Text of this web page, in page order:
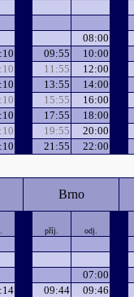
08:00
09:55
10:00
11:55
12:00
13:55
14:00
15:55
16:00
17:55
18:00
19:55
20:00
21:55 22:00
Brno
příj. odj.
07:00
09:44
09:46